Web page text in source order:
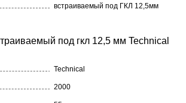
встраиваемый под ГКЛ 12,5мм
под гкл 12,5 мм Technical
Technical
2000